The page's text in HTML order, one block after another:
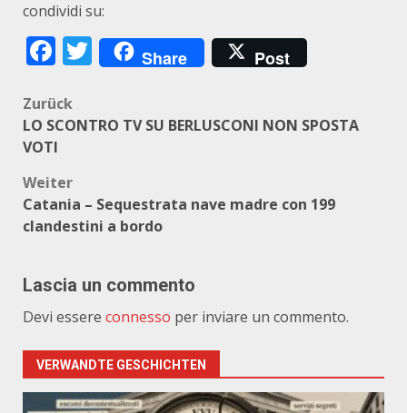
condividi su:
Facebook
Twitter
Share Post
Beitragsnavigation
Zurück
LO SCONTRO TV SU BERLUSCONI NON SPOSTA
VOTI
Weiter
Catania – Sequestrata nave madre con 199
clandestini a bordo
Lascia un commento
Devi essere connesso per inviare un commento.
VERWANDTE GESCHICHTEN